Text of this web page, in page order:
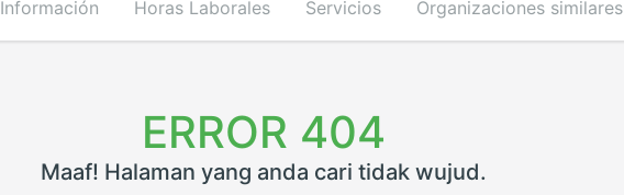
Información Horas Laborales Servicios Organizaciones similares
ERROR 404
Maaf! Halaman yang anda cari tidak wujud.